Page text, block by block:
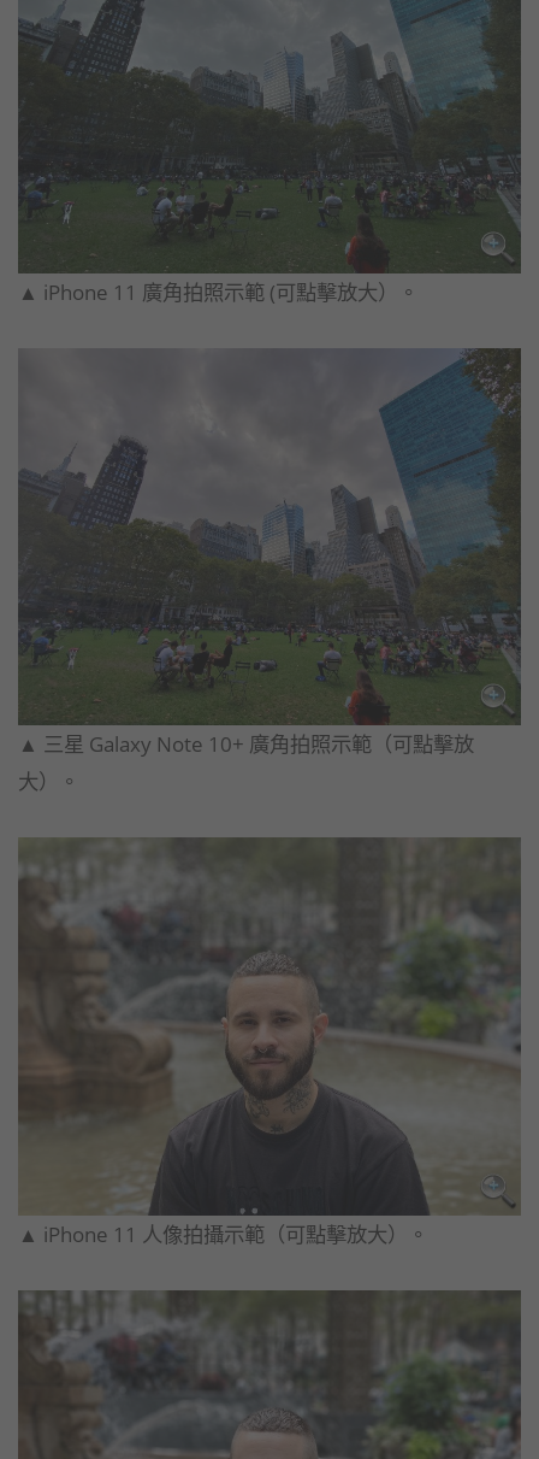
▲ iPhone 11 廣角拍照示範 (可點擊放大）。
▲ 三星 Galaxy Note 10+ 廣角拍照示範（可點擊放
大）。
▲ iPhone 11 人像拍攝示範（可點擊放大）。